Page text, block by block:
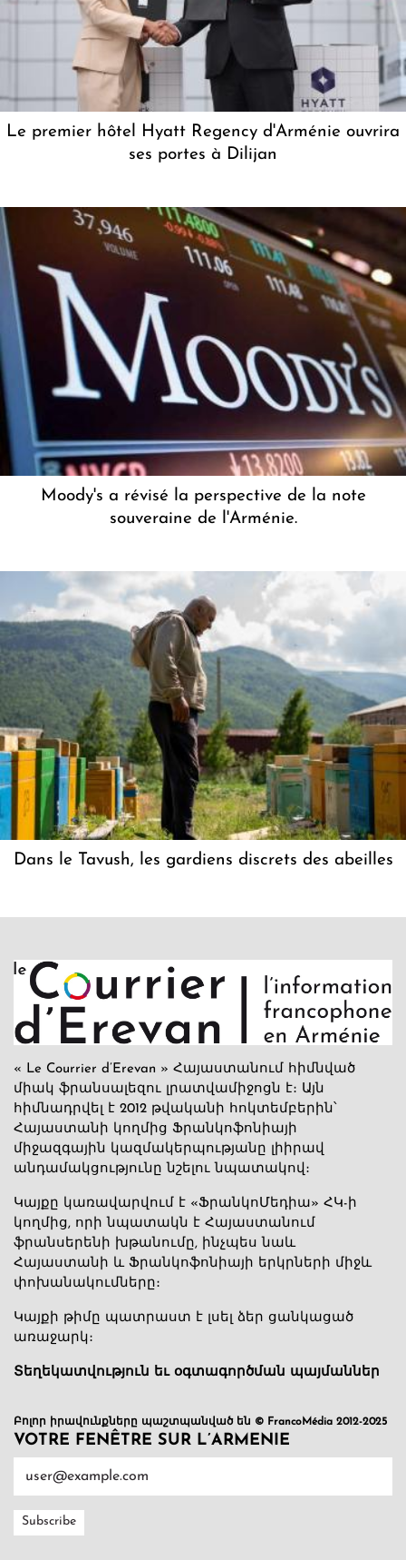
Le premier hôtel Hyatt Regency d'Arménie ouvrira
ses portes à Dilijan
Moody's a révisé la perspective de la note
souveraine de l'Arménie.
Dans le Tavush, les gardiens discrets des abeilles
« Le Courrier d’Erevan » Հայաստանում հիմնված
միակ ֆրանսալեզու լրատվամիջոցն է։ Այն
հիմնադրվել է 2012 թվականի հոկտեմբերին՝
Հայաստանի կողմից Ֆրանկոֆոնիայի
միջազգային կազմակերպությանը լիիրավ
անդամակցությունը նշելու նպատակով։
Կայքը կառավարվում է «ՖրանկոՄեդիա» ՀԿ-ի
կողմից, որի նպատակն է Հայաստանում
ֆրանսերենի խթանումը, ինչպես նաև
Հայաստանի և Ֆրանկոֆոնիայի երկրների միջև
փոխանակումները։
Կայքի թիմը պատրաստ է լսել ձեր ցանկացած
առաջարկ։
Տեղեկատվություն եւ օգտագործման պայմաններ
Բոլոր իրավունքները պաշտպանված են © FrancoMédia 2012-2025
VOTRE FENÊTRE SUR L’ARMENIE